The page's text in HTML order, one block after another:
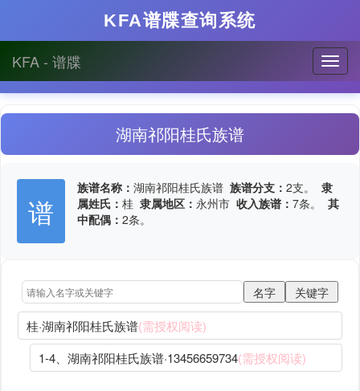
KFA谱牒查询系统
KFA - 谱牒
湖南祁阳桂氏族谱
谱
族谱名称： 湖南祁阳桂氏族谱 族谱分支： 2支。 隶
属姓氏： 桂 隶属地区： 永州市 收入族谱： 7条。 其
中配偶： 2条。
桂·湖南祁阳桂氏族谱(需授权阅读)
1-4、湖南祁阳桂氏族谱·13456659734(需授权阅读)